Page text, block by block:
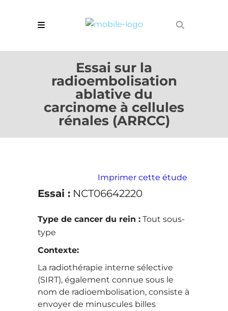
Essai sur la
radioembolisation
ablative du
carcinome à cellules
rénales (ARRCC)
Imprimer cette étude
Essai : NCT06642220
Type de cancer du rein : Tout sous-
type
Contexte:
La radiothérapie interne sélective
(SIRT), également connue sous le
nom de radioembolisation, consiste à
envoyer de minuscules billes